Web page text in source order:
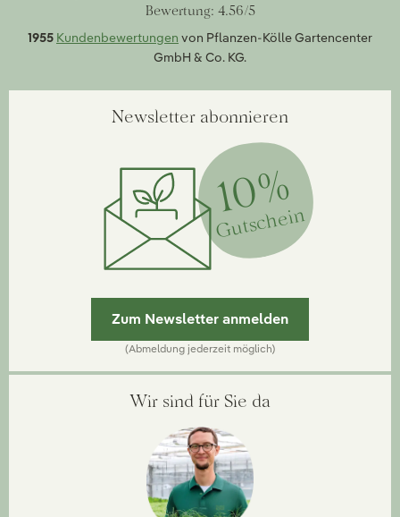
Bewertung: 4.56/5
1955 Kundenbewertungen von Pflanzen-Kölle Gartencenter
GmbH & Co. KG.
Newsletter abonnieren
10%
Gutschein
Zum Newsletter anmelden
(Abmeldung jederzeit möglich)
Wir sind für Sie da